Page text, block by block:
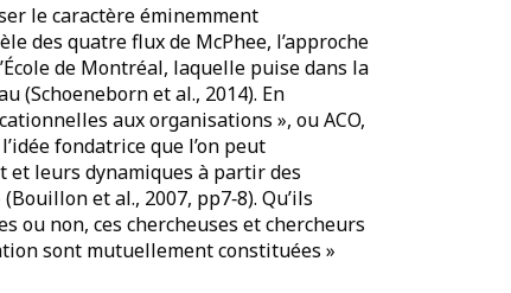
le caractère éminemment
des quatre flux de McPhee, l’approche
de Montréal, laquelle puise dans la
(Schoeneborn et al., 2014). En
aux organisations », ou ACO,
fondatrice que l’on peut
et leurs dynamiques à partir des
et al., 2007, pp7‑8). Qu’ils
ou non, ces chercheuses et chercheurs
sont mutuellement constituées »